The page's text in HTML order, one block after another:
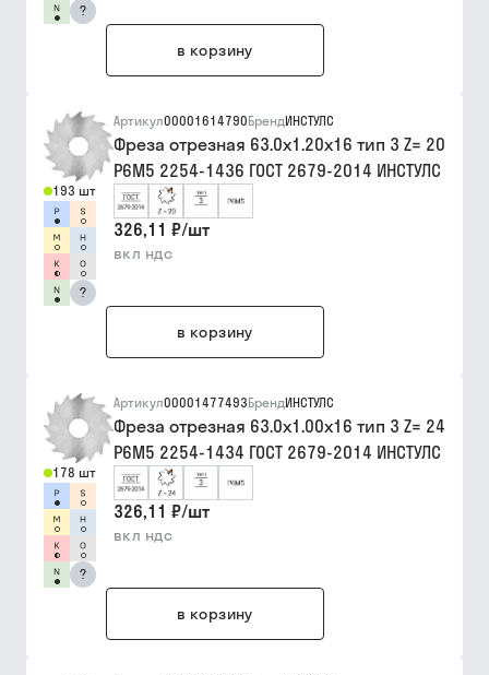
?
в корзину
193 шт
?
Артикул00001614790БрендИНСТУЛС
Фреза отрезная 63.0х1.20х16 тип 3 Z= 20
Р6М5 2254-1436 ГОСТ 2679-2014 ИНСТУЛС
326,11 ₽/шт
вкл ндс
в корзину
178 шт
?
Артикул00001477493БрендИНСТУЛС
Фреза отрезная 63.0х1.00х16 тип 3 Z= 24
Р6М5 2254-1434 ГОСТ 2679-2014 ИНСТУЛС
326,11 ₽/шт
вкл ндс
в корзину